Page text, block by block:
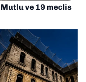
ve 19 meclis